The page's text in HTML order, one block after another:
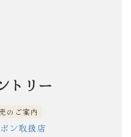
トリー
のご案内
ン取扱店